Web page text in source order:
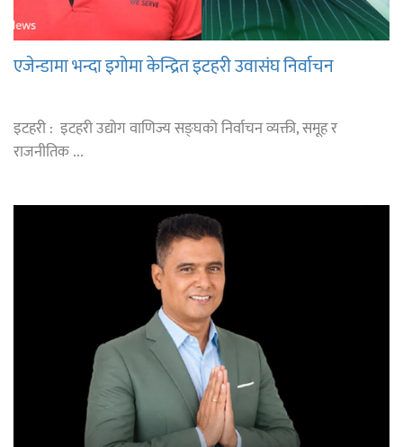
एजेन्डामा भन्दा इगोमा केन्द्रित इटहरी उवासंघ निर्वाचन
इटहरी : इटहरी उद्योग वाणिज्य सङ्घको निर्वाचन व्यक्ती, समूह र
राजनीतिक ...